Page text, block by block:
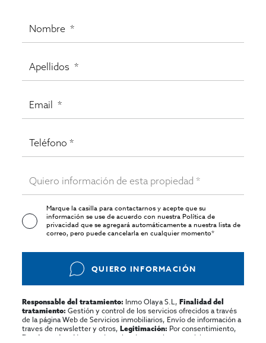
Marque la casilla para contactarnos y acepte que su
información se use de acuerdo con nuestraPolítica de
privacidadque se agregará automáticamente a nuestra lista de
correo, pero puede cancelarla en cualquier momento*
QUIERO INFORMACIÓN
Responsable del tratamiento: Inmo Olaya S.L,Finalidad del
tratamiento: Gestión y control de los servicios ofrecidos a través
de la página Web de Servicios inmobiliarios, Envío de información a
traves de newsletter y otros,Legitimación: Por consentimiento,
Destinatarios:
No se cederan los datos, salvo para elaborar